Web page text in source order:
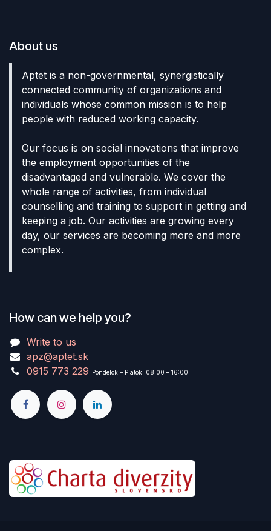
About us
Aptet is a non-governmental, synergistically
connected community of organizations and
individuals whose common mission is to help
people with reduced working capacity.
Our focus is on social innovations that improve
the employment opportunities of the
disadvantaged and vulnerable. We cover the
whole range of activities, from individual
counselling and training to support in getting and
keeping a job. Our activities are growing every
day, our services are becoming more and more
complex.
How can we help you?
Write to us
apz@aptet.sk
0915 773 229 Pondelok – Piatok: 08:00 – 16:00